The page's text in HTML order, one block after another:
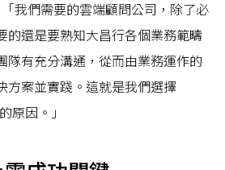
我們需要的雲端顧問公司，除了必
的還是要熟知大昌行各個業務範疇
隊有充分溝通，從而由業務運作的
方案並實踐。這就是我們選擇
原因。」